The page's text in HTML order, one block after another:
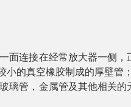
连接在经常放大器一侧
小的真空橡胶制成的厚壁管
管，金属管及其他相关